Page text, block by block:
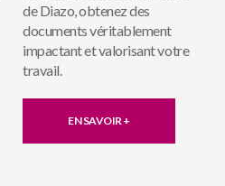
de Diazo, obtenez des
documents véritablement
impactant et valorisant votre
travail.
EN SAVOIR +